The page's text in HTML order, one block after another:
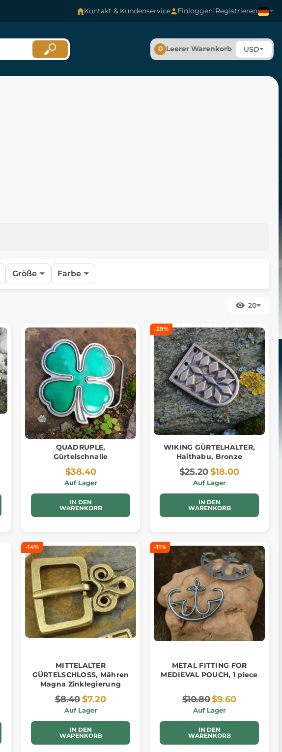
Kontakt & Kundenservice Einloggen|Registrieren
0 Leerer Warenkorb USD
Größe Farbe
20
QUADRUPLE,
Gürtelschnalle
$38.40
Auf Lager
IN DEN
WARENKORB
-29%
WIKING GÜRTELHALTER,
Haithabu, Bronze
$25.20$18.00
Auf Lager
IN DEN
WARENKORB
-14%
MITTELALTER
GÜRTELSCHLOSS, Mähren
Magna Zinklegierung
$8.40 $7.20
Auf Lager
IN DEN
WARENKORB
-11%
METAL FITTING FOR
MEDIEVAL POUCH, 1 piece
$10.80$9.60
Auf Lager
IN DEN
WARENKORB